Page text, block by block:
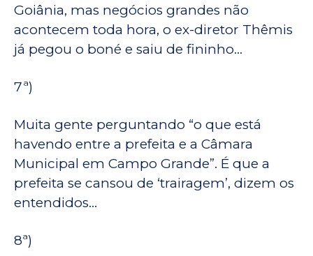
Goiânia, mas negócios grandes não
acontecem toda hora, o ex-diretor Thêmis
já pegou o boné e saiu de fininho…
7ª)
Muita gente perguntando “o que está
havendo entre a prefeita e a Câmara
Municipal em Campo Grande”. É que a
prefeita se cansou de ‘trairagem’, dizem os
entendidos…
8ª)